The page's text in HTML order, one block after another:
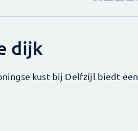
dijk
kust bij Delfzijl biedt een